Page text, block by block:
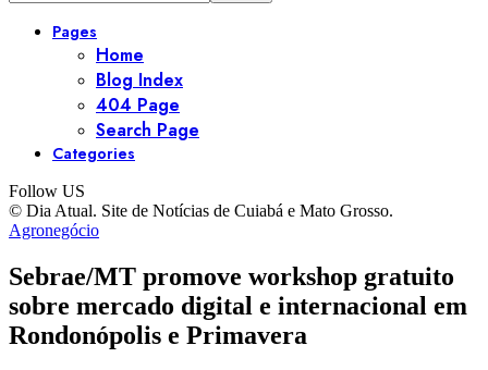
Pages
Home
Blog Index
404 Page
Search Page
Categories
Follow US
© Dia Atual. Site de Notícias de Cuiabá e Mato Grosso.
Agronegócio
Sebrae/MT promove workshop gratuito
sobre mercado digital e internacional em
Rondonópolis e Primavera